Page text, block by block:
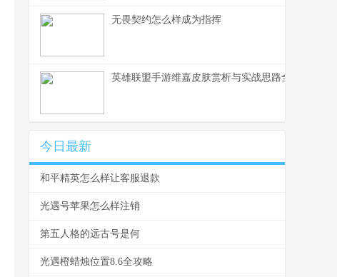
无畏契约怎么样成为指挥
英雄联盟手游维嘉皮肤赏析与实战思路全解
今日最新
和平精英怎么样让客服退款
光遇号苹果怎么样注销
第五人格的远古号是何
光遇橙蜡烛位置8.6全攻略